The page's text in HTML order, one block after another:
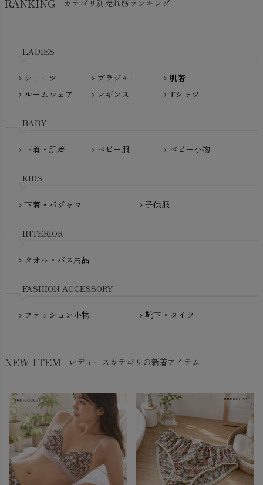
生活アートクラブ
nanadecor（ナナデェコール）
PeopleTree（ピープルツリー）
PRISTINE（プリスティン）
fromF（フロムエフ）
kidscase（キッズケース）
Madame MO（マダムモー）
maggies（マギーズ）
MATONA（マトナ）
mini rodini（ミニロディーニ）
My Little Cozmo（マイリトルコズモ）
NewNative（ニューネイティブ）
カテゴリ別売れ筋ランキング
LADIES
chevron_right ショーツ chevron_right ブラジャー chevron_right 肌着
chevron_right ルームウェア chevron_right レギンス chevron_rightTシャツ
BABY
chevron_right 下着・肌着 chevron_right ベビー服 chevron_right ベビー小物
KIDS
chevron_right 下着・パジャマ chevron_right 子供服
INTERIOR
chevron_right タオル・バス用品
FASHION ACCESSORY
chevron_right ファッション小物 chevron_right 靴下・タイツ
NEW ITEM レディースカテゴリの新着アイテム